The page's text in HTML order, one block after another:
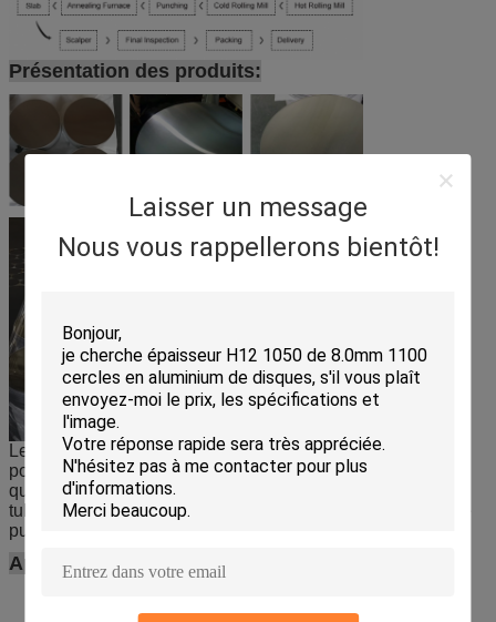
Laisser un message
Nous vous rappellerons bientôt!
Présentation des produits:
Le cercle/disque en aluminium est principalement utilisé
pour des usages commerciaux et industriels généraux, tels
que le boîtier de condensateur, le boîtier de dentifrice, les
tubes médicaux, les ustensiles de cuisine, les bouteilles de
pulvérisation,étui cosmétique et étui à tubes adhésifs etc..
Applications: